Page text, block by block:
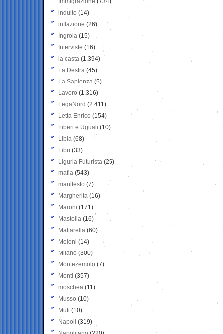
Immigrazione (734)
indulto (14)
inflazione (26)
Ingroia (15)
Interviste (16)
la casta (1.394)
La Destra (45)
La Sapienza (5)
Lavoro (1.316)
LegaNord (2.411)
Letta Enrico (154)
Liberi e Uguali (10)
Libia (68)
Libri (33)
Liguria Futurista (25)
mafia (543)
manifesto (7)
Margherita (16)
Maroni (171)
Mastella (16)
Mattarella (60)
Meloni (14)
Milano (300)
Montezemolo (7)
Monti (357)
moschea (11)
Musso (10)
Muti (10)
Napoli (319)